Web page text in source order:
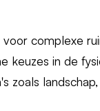
complexe
keuzes in de
zoals